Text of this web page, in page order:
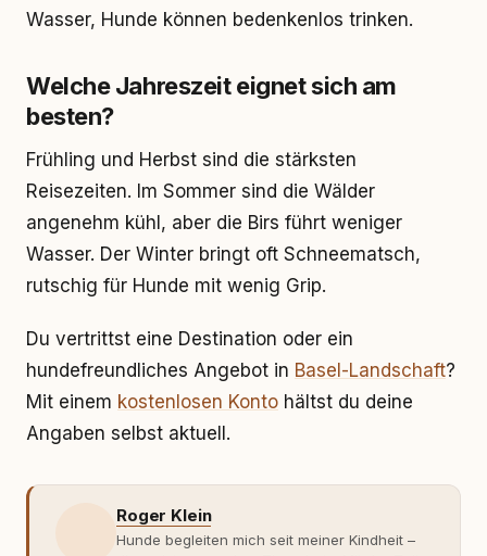
Wasser, Hunde können bedenkenlos trinken.
Welche Jahreszeit eignet sich am
besten?
Frühling und Herbst sind die stärksten
Reisezeiten. Im Sommer sind die Wälder
angenehm kühl, aber die Birs führt weniger
Wasser. Der Winter bringt oft Schneematsch,
rutschig für Hunde mit wenig Grip.
Du vertrittst eine Destination oder ein
hundefreundliches Angebot in Basel-Landschaft?
Mit einem kostenlosen Konto hältst du deine
Angaben selbst aktuell.
Roger Klein
Hunde begleiten mich seit meiner Kindheit –